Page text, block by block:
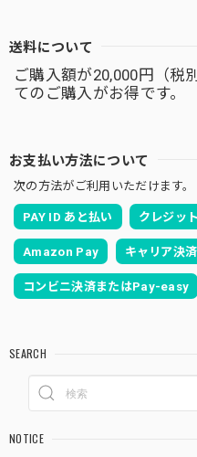
送料について
ご購入額が20,000円（税
てのご購入がお得です。
お支払い方法について
次の方法がご利用いただけます。
PAY ID あと払い クレジッ
Amazon Pay キャリア決済
コンビニ決済またはPay-easy
SEARCH
NOTICE